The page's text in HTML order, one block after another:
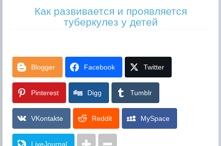
Как развивается и проявляется
туберкулез у детей
Blogger Facebook Twitter
Pinterest Digg Tumblr
VKontakte Reddit MySpace
LiveJournal